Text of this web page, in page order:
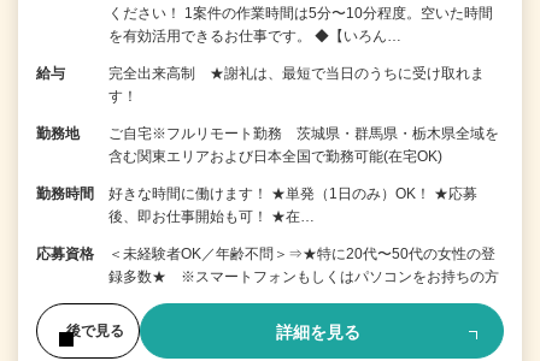
ください！ 1案件の作業時間は5分〜10分程度。空いた時間
を有効活用できるお仕事です。 ◆【いろん…
給与
完全出来高制 ★謝礼は、最短で当日のうちに受け取れま
す！
勤務地
ご自宅※フルリモート勤務 茨城県・群馬県・栃木県全域を
含む関東エリアおよび日本全国で勤務可能(在宅OK)
勤務時間
好きな時間に働けます！ ★単発（1日のみ）OK！ ★応募
後、即お仕事開始も可！ ★在…
応募資格
＜未経験者OK／年齢不問＞⇒★特に20代〜50代の女性の登
録多数★ ※スマートフォンもしくはパソコンをお持ちの方
後で見る 詳細を見る